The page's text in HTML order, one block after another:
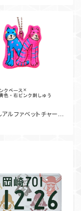
ルファベットチャー